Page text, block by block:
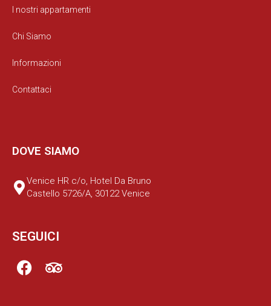
I nostri appartamenti
Chi Siamo
Informazioni
Contattaci
DOVE SIAMO
Venice HR c/o, Hotel Da Bruno
Castello 5726/A, 30122 Venice
SEGUICI